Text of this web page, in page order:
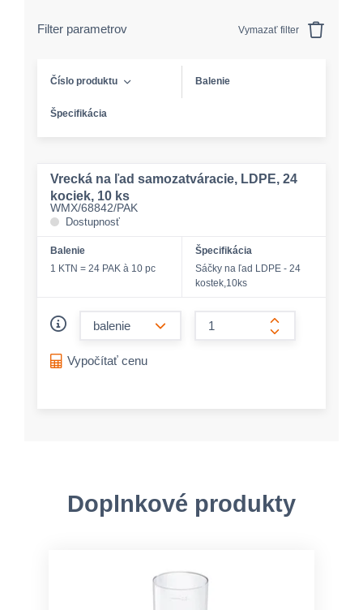
Filter parametrov Vymazať filter
Číslo produktu Balenie
Špecifikácia
Vrecká na ľad samozatváracie, LDPE, 24
kociek, 10 ks
WMX/68842/PAK
Dostupnosť
Balenie
1 KTN = 24 PAK à 10 pc
Špecifikácia
Sáčky na ľad LDPE - 24
kostek,10ks
form.increase-
Vypočítať cenu
Doplnkové produkty